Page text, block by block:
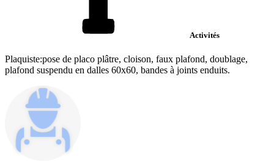
Activités
Plaquiste:pose de placo plâtre, cloison, faux plafond, doublage,
plafond suspendu en dalles 60x60, bandes à joints enduits.